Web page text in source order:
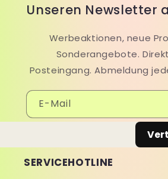
Unseren Newsletter
Werbeaktionen, neue
Sonderangebote.
Posteingang. Abmeldung
E-Mail
SERVICEHOTLINE